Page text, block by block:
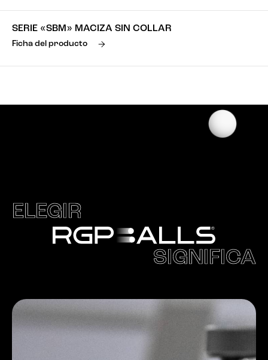
SERIE «SBM» MACIZA SIN COLLAR
Ficha del producto
ELEGIR
SIGNIFICA